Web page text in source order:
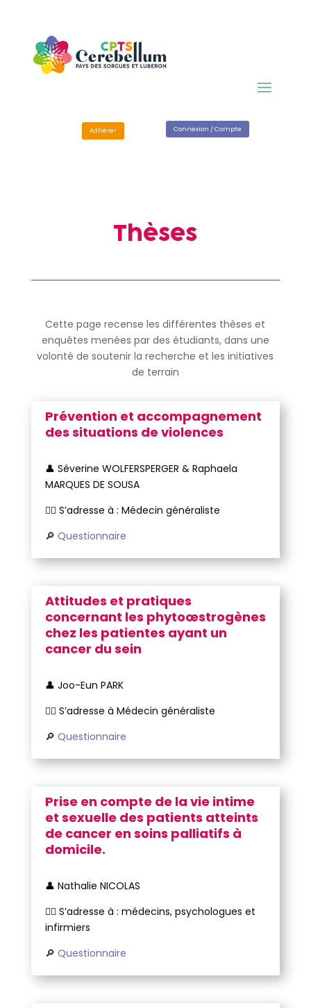
Adhérer Connexion / Compte
Thèses
Cette page recense les différentes thèses et
enquêtes menées par des étudiants, dans une
volonté de soutenir la recherche et les initiatives
de terrain
Prévention et accompagnement
des situations de violences
👤 Séverine WOLFERSPERGER & Raphaela
MARQUES DE SOUSA
🧑‍⚕️ S’adresse à : Médecin généraliste
🔎 Questionnaire
Attitudes et pratiques
concernant les phytoœstrogènes
chez les patientes ayant un
cancer du sein
👤 Joo-Eun PARK
🧑‍⚕️ S’adresse à Médecin généraliste
🔎 Questionnaire
Prise en compte de la vie intime
et sexuelle des patients atteints
de cancer en soins palliatifs à
domicile.
👤 Nathalie NICOLAS
🧑‍⚕️ S’adresse à : médecins, psychologues et
infirmiers
🔎 Questionnaire